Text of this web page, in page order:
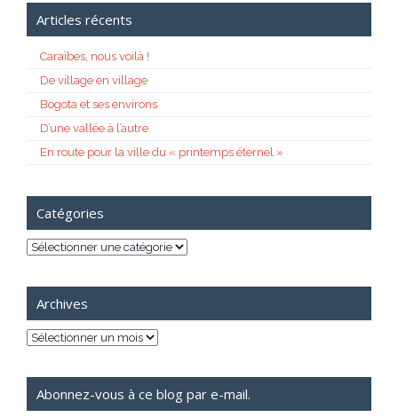
Articles récents
Caraïbes, nous voilà !
De village en village
Bogota et ses environs
D’une vallée à l’autre
En route pour la ville du « printemps éternel »
Catégories
Catégories
Archives
Archives
Abonnez-vous à ce blog par e-mail.